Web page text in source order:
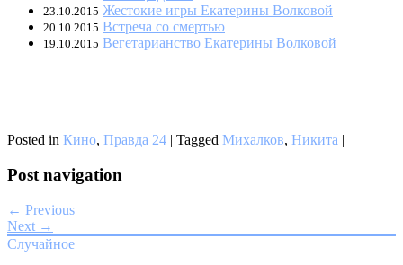
23.10.2015 Жестокие игры Екатерины Волковой
20.10.2015 Встреча со смертью
19.10.2015 Вегетарианство Екатерины Волковой
Posted in Кино, Правда 24 | Tagged Михалков, Никита |
Post navigation
← Previous
Next →
Случайное